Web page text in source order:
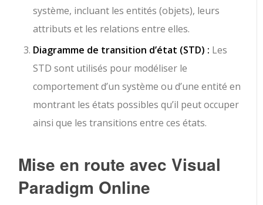
système, incluant les entités (objets), leurs
attributs et les relations entre elles.
Diagramme de transition d’état (STD) : Les
STD sont utilisés pour modéliser le
comportement d’un système ou d’une entité en
montrant les états possibles qu’il peut occuper
ainsi que les transitions entre ces états.
Mise en route avec Visual
Paradigm Online